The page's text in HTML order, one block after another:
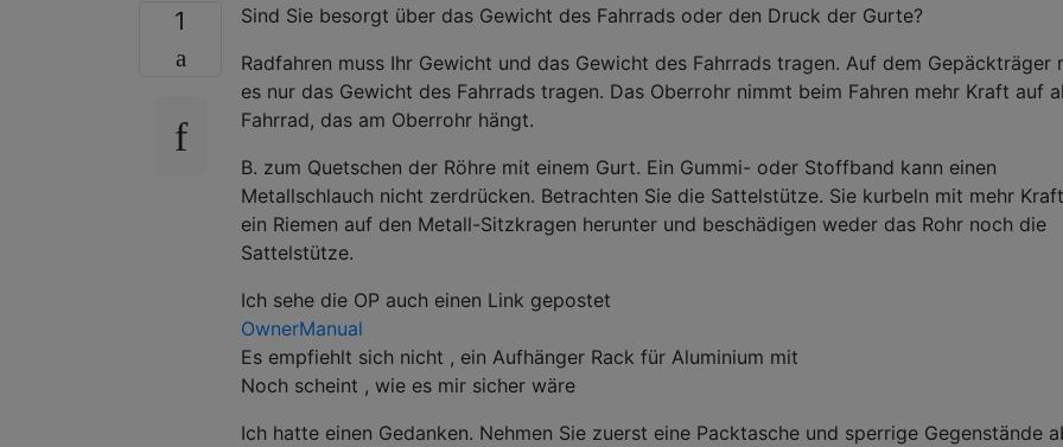
1
Sind Sie besorgt über das Gewicht des Fahrrads oder den Druck der Gurte?
Radfahren muss Ihr Gewicht und das Gewicht des Fahrrads tragen. Auf dem Gepäckträger
es nur das Gewicht des Fahrrads tragen. Das Oberrohr nimmt beim Fahren mehr Kraft auf
Fahrrad, das am Oberrohr hängt.
B. zum Quetschen der Röhre mit einem Gurt. Ein Gummi- oder Stoffband kann einen
Metallschlauch nicht zerdrücken. Betrachten Sie die Sattelstütze. Sie kurbeln mit mehr
ein Riemen auf den Metall-Sitzkragen herunter und beschädigen weder das Rohr noch die
Sattelstütze.
Ich sehe die OP auch einen Link gepostet
OwnerManual
Es empfiehlt sich nicht , ein Aufhänger Rack für Aluminium mit
Noch scheint , wie es mir sicher wäre
Ich hatte einen Gedanken. Nehmen Sie zuerst eine Packtasche und sperrige Gegenstände